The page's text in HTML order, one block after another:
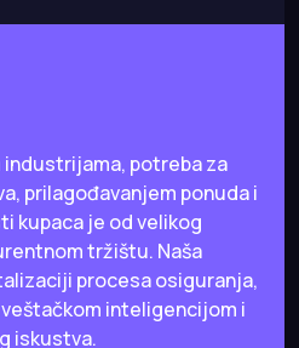
industrijama, potreba za
prilagođavanjem ponuda i
kupaca je od velikog
tržištu. Naša
procesa osiguranja,
inteligencijom i
iskustva.